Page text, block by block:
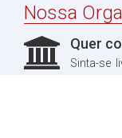
Nossa
Quer
Sinta-se
um